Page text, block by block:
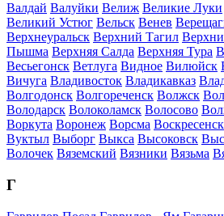
Валдай Валуйки Велиж Великие Луки
Великий Устюг Вельск Венев
Верхнеуральск Верхний Тагил
Пышма Верхняя Салда Верхняя Тура
Весьегонск Ветлуга Видное Вилюйск
Вичуга Владивосток Владикавказ
Волгодонск Волгореченск Волжск
Володарск Волоколамск Волосово
Воркута Воронеж Ворсма Воскресенск
Вуктыл Выборг Выкса Высоковск
Волочек Вяземский Вязники Вязьма
Г